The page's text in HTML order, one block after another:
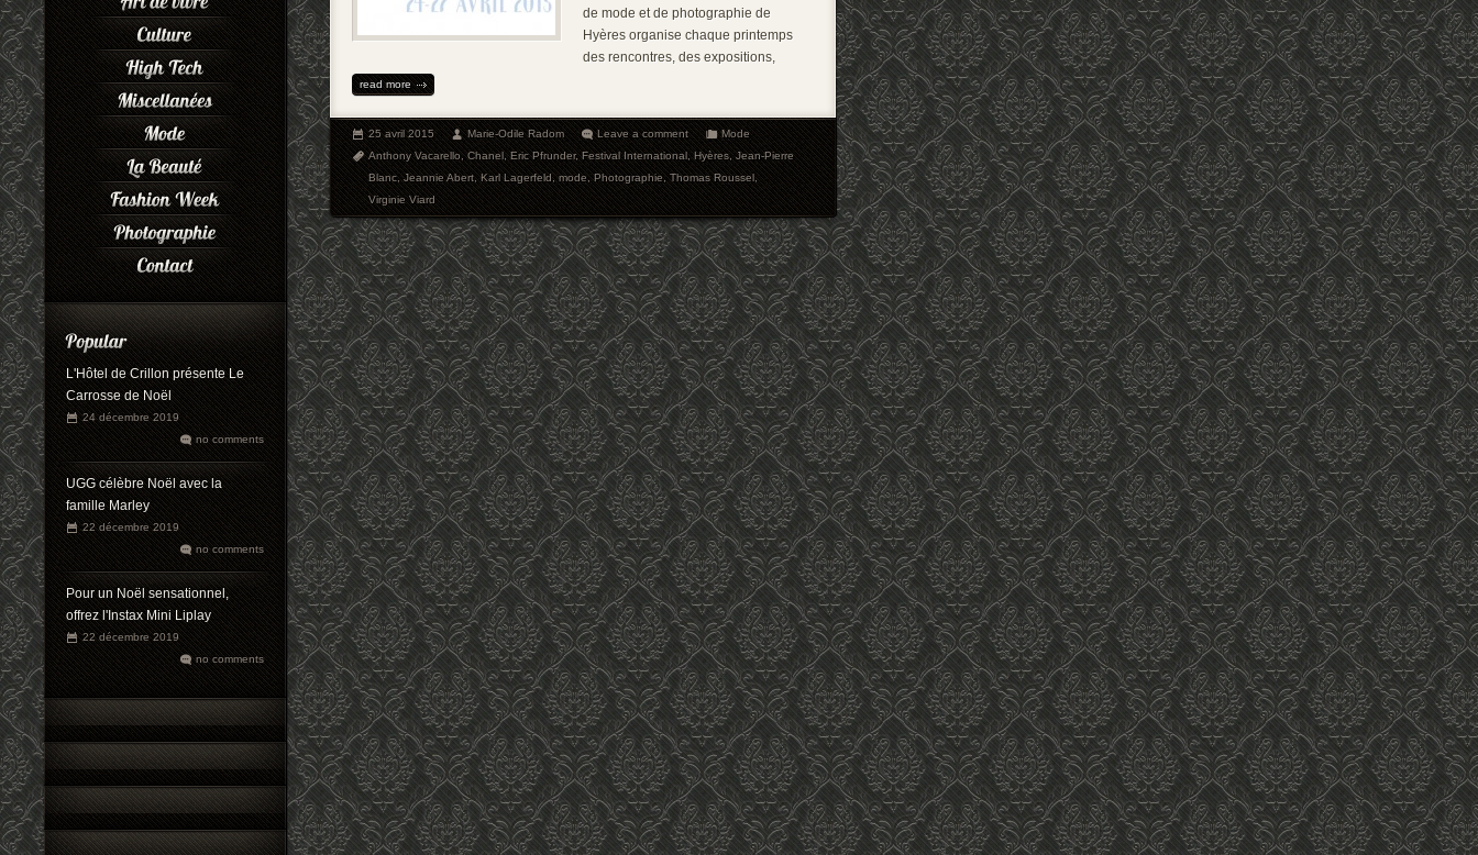
L'Hôtel de Crillon présente Le
Carrosse de Noël
24 décembre 2019
no comments
UGG célèbre Noël avec la
famille Marley
22 décembre 2019
no comments
Pour un Noël sensationnel,
offrez l'Instax Mini Liplay
22 décembre 2019
no comments
de mode et de photographie de
Hyères organise chaque printemps
des rencontres, des expositions,
read more
25 avril 2015 Marie-Odile Radom Leave a comment
Mode
Anthony Vacarello,Chanel,Eric Pfrunder,Festival International,Hyères,Jean-Pierre
Blanc,Jeannie Abert,Karl Lagerfeld,mode,Photographie,Thomas Roussel,
Virginie Viard